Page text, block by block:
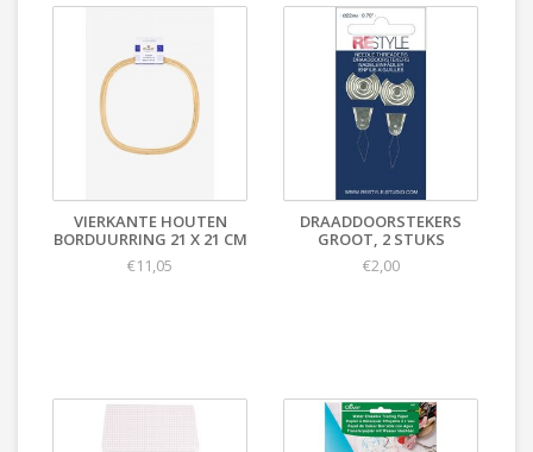
VIERKANTE HOUTEN
BORDUURRING 21 X 21 CM
€11,05
DRAADDOORSTEKERS
GROOT, 2 STUKS
€2,00